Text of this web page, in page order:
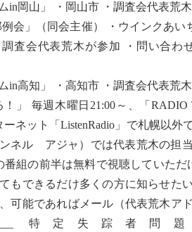
in岡山」 ・岡山市 ・調査会代表荒
会」（同会主催） ・ウインクあ
調査会代表荒木が参加 ・問い合
in高知」 ・高知市 ・調査会代表荒
毎週木曜日21:00～、「RADIO
ネット「ListenRadio」で札幌以外
ンネル アジャ）では代表荒木の担
番組の前半は無料で視聴していた
もできるだけ多くの方に知らせた
可能であればメール（代表荒木ア
特定失